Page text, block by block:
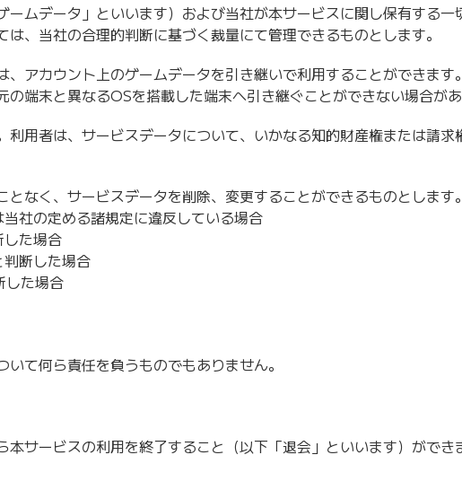
ムデータ」といいます）および当社が本サービスに関し保有する一
、当社の合理的判断に基づく裁量にて管理できるものとします。
アカウント上のゲームデータを引き継いで利用することができます
端末と異なるOSを搭載した端末へ引き継ぐことができない場合があ
用者は、サービスデータについて、いかなる知的財産権または請求
なく、サービスデータを削除、変更することができるものとします。
社の定める諸規定に違反している場合
した場合
判断した場合
した場合
て何ら責任を負うものでもありません。
サービスの利用を終了すること（以下「退会」といいます）ができ